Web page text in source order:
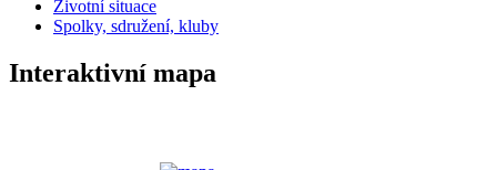
Životní situace
Spolky, sdružení, kluby
Interaktivní mapa